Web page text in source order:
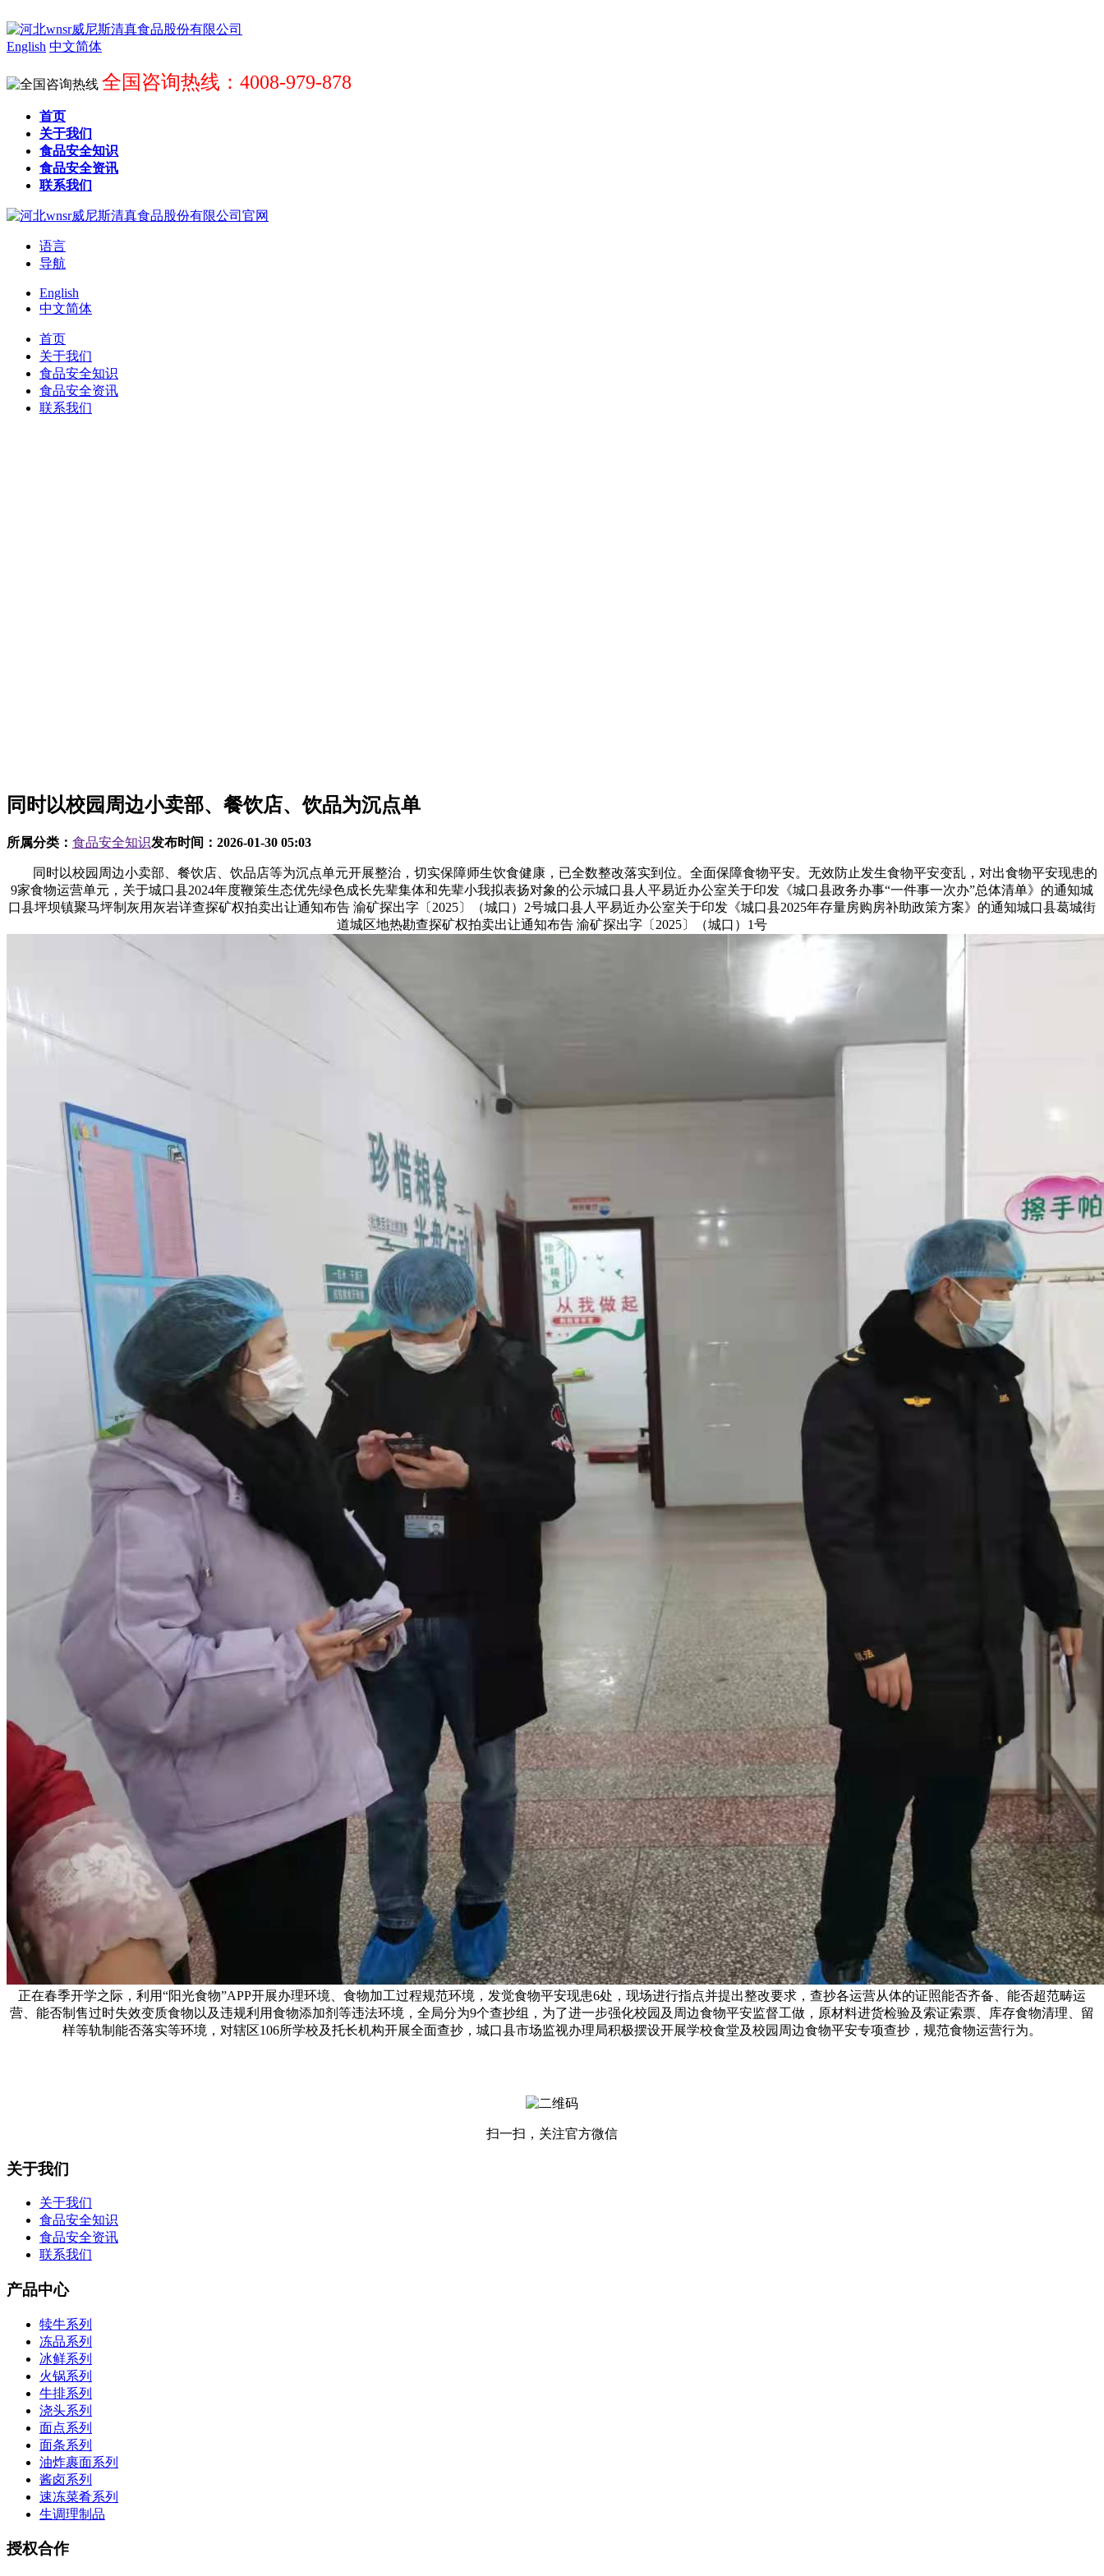
English 中文简体
全国咨询热线：4008-979-878
首页
关于我们
食品安全知识
食品安全资讯
联系我们
语言
导航
English
中文简体
首页
关于我们
食品安全知识
食品安全资讯
联系我们
同时以校园周边小卖部、餐饮店、饮品为沉点单
所属分类： 食品安全知识发布时间： 2026-01-30 05:03
同时以校园周边小卖部、餐饮店、饮品店等为沉点单元开展整治，切实保障师生饮食健康，已全数整改落实到位。全面保障食物平安。无效防止发生食物平安变乱，对出食物平安现患的
9家食物运营单元，关于城口县2024年度鞭策生态优先绿色成长先辈集体和先辈小我拟表扬对象的公示城口县人平易近办公室关于印发《城口县政务办事“一件事一次办”总体清单》的通知城
口县坪坝镇聚马坪制灰用灰岩详查探矿权拍卖出让通知布告 渝矿探出字〔2025〕（城口）2号城口县人平易近办公室关于印发《城口县2025年存量房购房补助政策方案》的通知城口县葛城街
道城区地热勘查探矿权拍卖出让通知布告 渝矿探出字〔2025〕（城口）1号
正在春季开学之际，利用“阳光食物”APP开展办理环境、食物加工过程规范环境，发觉食物平安现患6处，现场进行指点并提出整改要求，查抄各运营从体的证照能否齐备、能否超范畴运
营、能否制售过时失效变质食物以及违规利用食物添加剂等违法环境，全局分为9个查抄组，为了进一步强化校园及周边食物平安监督工做，原材料进货检验及索证索票、库存食物清理、留
样等轨制能否落实等环境，对辖区106所学校及托长机构开展全面查抄，城口县市场监视办理局积极摆设开展学校食堂及校园周边食物平安专项查抄，规范食物运营行为。
扫一扫，关注官方微信
关于我们
关于我们
食品安全知识
食品安全资讯
联系我们
产品中心
犊牛系列
冻品系列
冰鲜系列
火锅系列
牛排系列
浇头系列
面点系列
面条系列
油炸裹面系列
酱卤系列
速冻菜肴系列
生调理制品
授权合作